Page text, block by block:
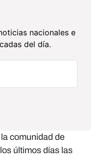
nacionales e
del día.
comunidad de
últimos días las